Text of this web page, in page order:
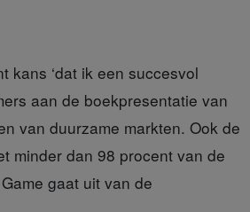
kans ‘dat ik een succesvol
aan de boekpresentatie van
van duurzame markten. Ook de
minder dan 98 procent van de
gaat uit van de